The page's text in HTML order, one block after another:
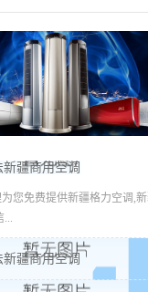
疆商用空调
您免费提供新疆格力空调,
疆商用空调